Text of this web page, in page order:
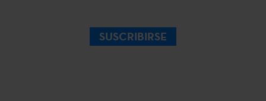
SUSCRIBIRSE